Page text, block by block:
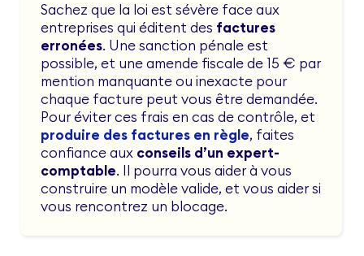
Sachez que la loi est sévère face aux
entreprises qui éditent des factures
erronées. Une sanction pénale est
possible, et une amende fiscale de 15 € par
mention manquante ou inexacte pour
chaque facture peut vous être demandée.
Pour éviter ces frais en cas de contrôle, et
produire des factures en règle, faites
confiance aux conseils d’un expert-
comptable. Il pourra vous aider à vous
construire un modèle valide, et vous aider si
vous rencontrez un blocage.